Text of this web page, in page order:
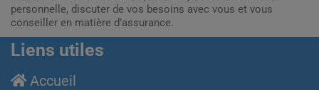
personnelle, discuter de vos besoins avec vous et vous
conseiller en matière d’assurance.
Liens utiles
Accueil